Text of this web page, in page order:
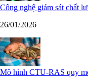
Công nghệ giám sát chất
26/01/2026
Mô hình CTU-RAS quy